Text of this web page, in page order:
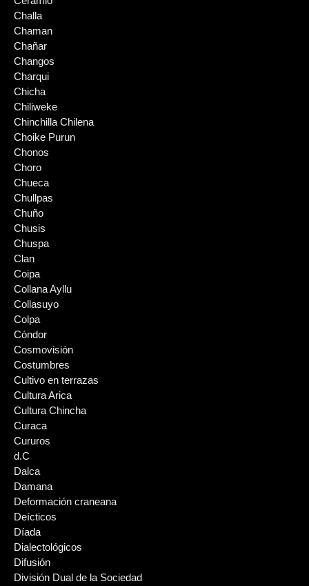
Challa
Chaman
Chañar
Changos
Charqui
Chicha
Chiliweke
Chinchilla Chilena
Choike Purun
Chonos
Choro
Chueca
Chullpas
Chuño
Chusis
Chuspa
Clan
Coipa
Collana Ayllu
Collasuyo
Colpa
Cóndor
Cosmovisión
Costumbres
Cultivo en terrazas
Cultura Arica
Cultura Chincha
Curaca
Cururos
d.C
Dalca
Damana
Deformación craneana
Deícticos
Díada
Dialectológicos
Difusión
División Dual de la Sociedad